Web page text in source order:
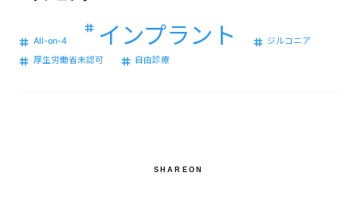
All-on-4 インプラント
ジルコニア
厚生労働省未認可
自由診療
SHAREON